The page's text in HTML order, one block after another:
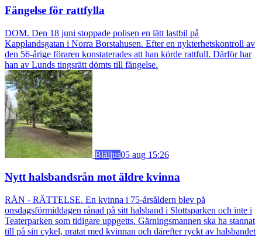
Fängelse för rattfylla
DOM. Den 18 juni stoppade polisen en lätt lastbil på
Kapplandsgatan i Norra Borstahusen. Efter en nykterhetskontroll av
den 56-årige föraren konstaterades att han körde rattfull. Därför har
han av Lunds tingsrätt dömts till fängelse.
Blåljus05 aug 15:26
Nytt halsbandsrån mot äldre kvinna
RÅN - RÄTTELSE. En kvinna i 75-årsåldern blev på
onsdagsförmiddagen rånad på sitt halsband i Slottsparken och inte i
Teaterparken som tidigare uppgetts. Gärningsmannen ska ha stannat
till på sin cykel, pratat med kvinnan och därefter ryckt av halsbandet